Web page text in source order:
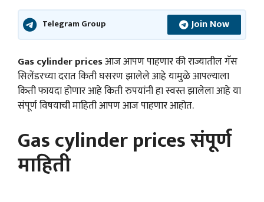
Telegram Group Join Now
Gas cylinder pricesआज आपण पाहणार की राज्यातील गॅस
सिलेंडरच्या दरात किती घसरण झालेले आहे यामुळे आपल्याला
किती फायदा होणार आहे किती रुपयांनी हा स्वस्त झालेला आहे या
संपूर्ण विषयाची माहिती आपण आज पाहणार आहोत.
Gas cylinder prices संपूर्ण
माहिती